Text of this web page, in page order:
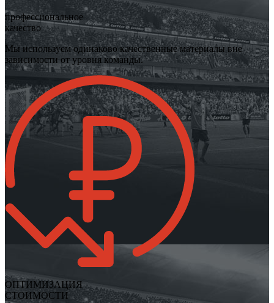
профессиональное
качество
Мы используем одинаково качественные материалы вне
зависимости от уровня команды.
ОПТИМИЗАЦИЯ
СТОИМОСТИ